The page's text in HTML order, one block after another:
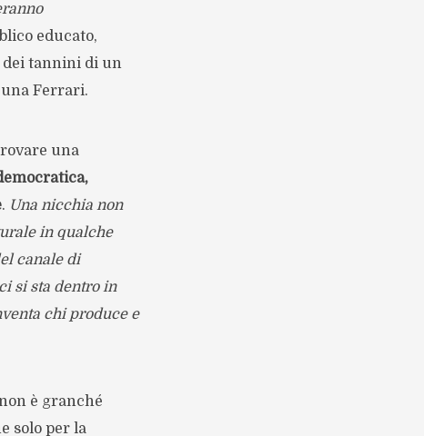
educato,
dei tannini di un
Ferrari.
una
. Una nicchia non
in qualche
canale di
si sta dentro in
chi produce e
è granché
solo per la